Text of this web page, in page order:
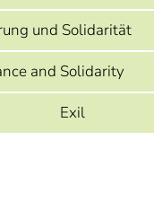
und Solidarität
and Solidarity
Exil